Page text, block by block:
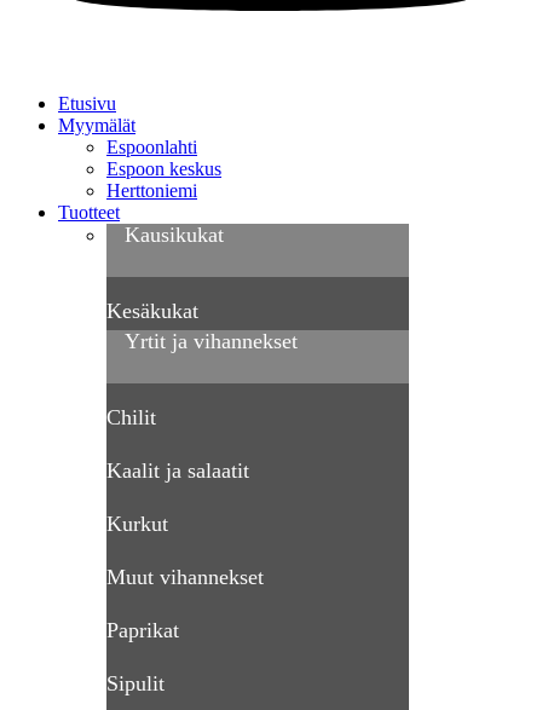
Etusivu
Myymälät
Espoonlahti
Espoon keskus
Herttoniemi
Tuotteet
Kausikukat
Kesäkukat
Yrtit ja vihannekset
Chilit
Kaalit ja salaatit
Kurkut
Muut vihannekset
Paprikat
Sipulit